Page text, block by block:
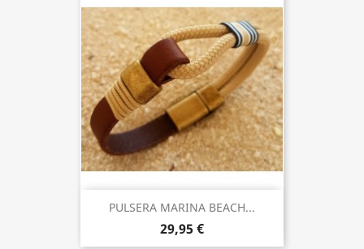
PULSERA MARINA BEACH...
29,95 €